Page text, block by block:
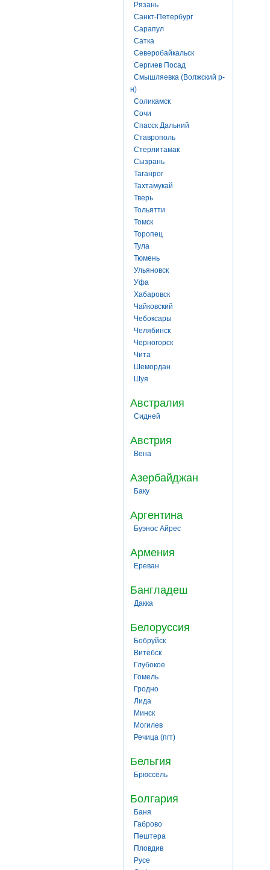
Рязань
Санкт-Петербург
Сарапул
Сатка
Северобайкальск
Сергиев Посад
Смышляевка (Волжский р-
н)
Соликамск
Сочи
Спасск Дальний
Ставрополь
Стерлитамак
Сызрань
Таганрог
Тахтамукай
Тверь
Тольятти
Томск
Торопец
Тула
Тюмень
Ульяновск
Уфа
Хабаровск
Чайковский
Чебоксары
Челябинск
Черногорск
Чита
Шемордан
Шуя
Австралия
Сидней
Австрия
Вена
Азербайджан
Баку
Аргентина
Буэнос Айрес
Армения
Ереван
Бангладеш
Дакка
Белоруссия
Бобруйск
Витебск
Глубокое
Гомель
Гродно
Лида
Минск
Могилев
Речица (пгт)
Бельгия
Брюссель
Болгария
Баня
Габрово
Пештера
Пловдив
Русе